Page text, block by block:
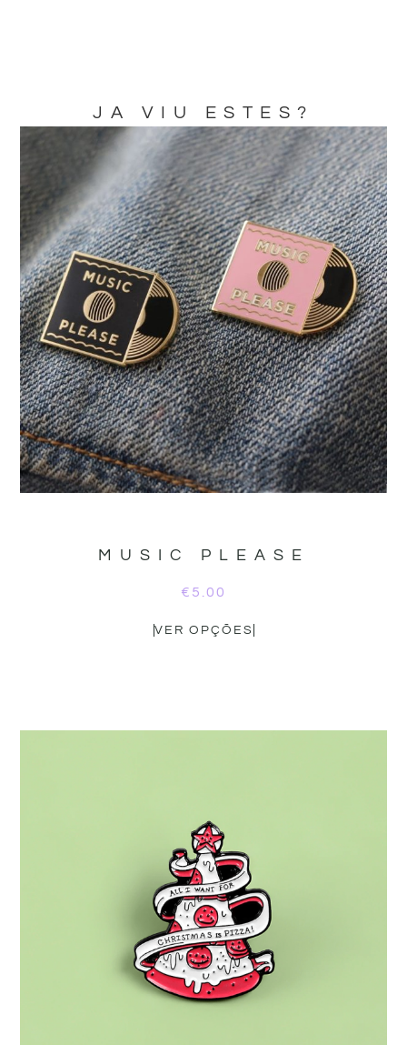
JA VIU ESTES?
MUSIC PLEASE
€ 5.00
VER OPÇÕES